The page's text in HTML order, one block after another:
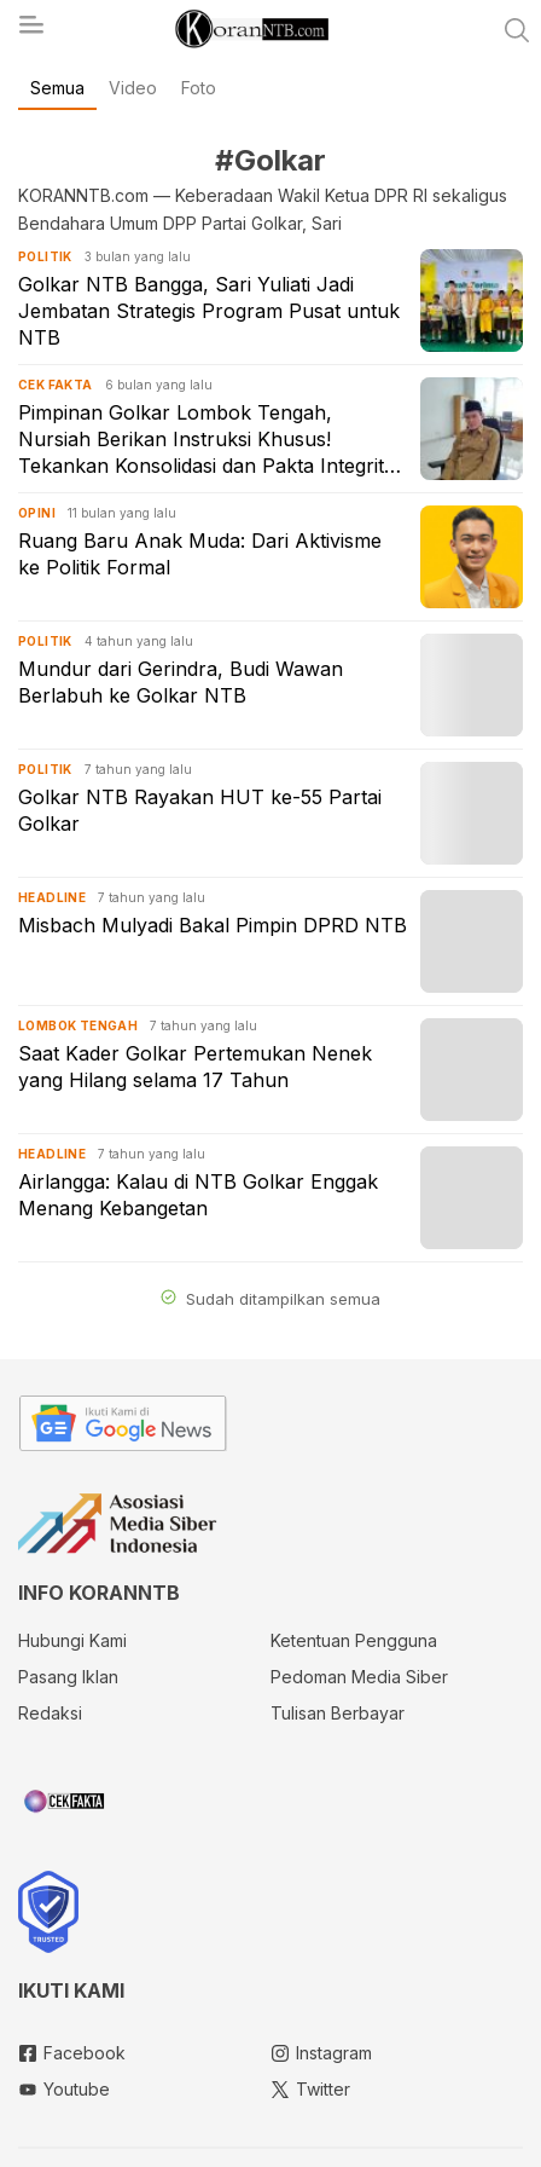
koranntb.com
Semua Video Foto
#Golkar
KORANNTB.com — Keberadaan Wakil Ketua DPR RI sekaligus
Bendahara Umum DPP Partai Golkar, Sari
POLITIK 3 bulan yang lalu
Golkar NTB Bangga, Sari Yuliati Jadi
Jembatan Strategis Program Pusat untuk
NTB
CEK FAKTA 6 bulan yang lalu
Pimpinan Golkar Lombok Tengah,
Nursiah Berikan Instruksi Khusus!
Tekankan Konsolidasi dan Pakta Integritas
OPINI 11 bulan yang lalu
Ruang Baru Anak Muda: Dari Aktivisme
ke Politik Formal
POLITIK 4 tahun yang lalu
Mundur dari Gerindra, Budi Wawan
Berlabuh ke Golkar NTB
POLITIK 7 tahun yang lalu
Golkar NTB Rayakan HUT ke-55 Partai
Golkar
HEADLINE 7 tahun yang lalu
Misbach Mulyadi Bakal Pimpin DPRD NTB
LOMBOK TENGAH 7 tahun yang lalu
Saat Kader Golkar Pertemukan Nenek
yang Hilang selama 17 Tahun
HEADLINE 7 tahun yang lalu
Airlangga: Kalau di NTB Golkar Enggak
Menang Kebangetan
Sudah ditampilkan semua
INFO KORANNTB
Hubungi Kami
Ketentuan Pengguna
Pasang Iklan
Pedoman Media Siber
Redaksi
Tulisan Berbayar
IKUTI KAMI
Facebook
Instagram
Youtube
Twitter